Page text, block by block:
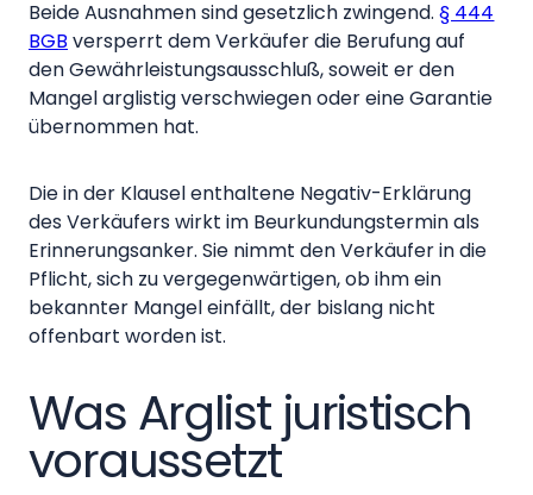
Beide Ausnahmen sind gesetzlich zwingend.§ 444
BGB versperrt dem Verkäufer die Berufung auf
den Gewährleistungsausschluß, soweit er den
Mangel arglistig verschwiegen oder eine Garantie
übernommen hat.
Die in der Klausel enthaltene Negativ-Erklärung
des Verkäufers wirkt im Beurkundungstermin als
Erinnerungsanker. Sie nimmt den Verkäufer in die
Pflicht, sich zu vergegenwärtigen, ob ihm ein
bekannter Mangel einfällt, der bislang nicht
offenbart worden ist.
Was Arglist juristisch
voraussetzt